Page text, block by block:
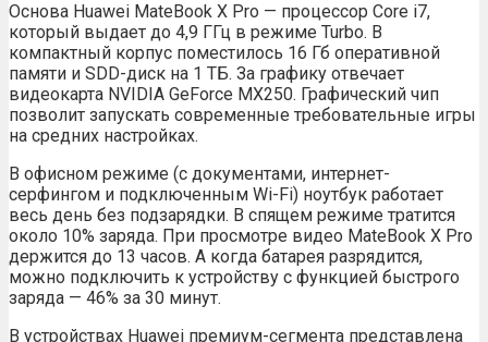
Основа Huawei MateBook X Pro — процессор Core i7,
который выдает до 4,9 ГГц в режиме Turbo. В
компактный корпус поместилось 16 Гб оперативной
памяти и SDD-диск на 1 ТБ. За графику отвечает
видеокарта NVIDIA GeForce MX250. Графический чип
позволит запускать современные требовательные игры
на средних настройках.
В офисном режиме (с документами, интернет-
серфингом и подключенным Wi-Fi) ноутбук работает
весь день без подзарядки. В спящем режиме тратится
около 10% заряда. При просмотре видео MateBook X Pro
держится до 13 часов. А когда батарея разрядится,
можно подключить к устройству с функцией быстрого
заряда — 46% за 30 минут.
В устройствах Huawei премиум-сегмента представлена